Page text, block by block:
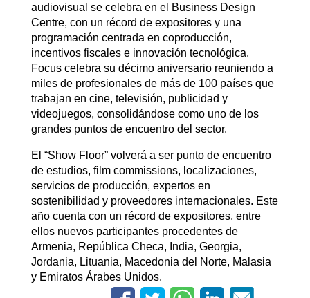
audiovisual se celebra en el Business Design
Centre, con un récord de expositores y una
programación centrada en coproducción,
incentivos fiscales e innovación tecnológica.
Focus celebra su décimo aniversario reuniendo a
miles de profesionales de más de 100 países que
trabajan en cine, televisión, publicidad y
videojuegos, consolidándose como uno de los
grandes puntos de encuentro del sector.
El “Show Floor” volverá a ser punto de encuentro
de estudios, film commissions, localizaciones,
servicios de producción, expertos en
sostenibilidad y proveedores internacionales. Este
año cuenta con un récord de expositores, entre
ellos nuevos participantes procedentes de
Armenia, República Checa, India, Georgia,
Jordania, Lituania, Macedonia del Norte, Malasia
y Emiratos Árabes Unidos.